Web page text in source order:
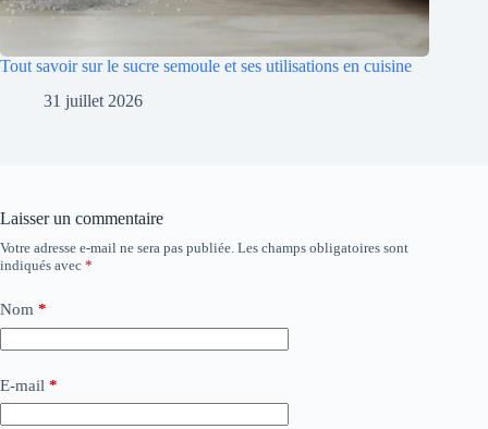
Tout savoir sur le sucre semoule et ses utilisations en cuisine
31 juillet 2026
Laisser un commentaire
Votre adresse e-mail ne sera pas publiée. Les champs obligatoires sont
indiqués avec *
Nom *
E-mail *